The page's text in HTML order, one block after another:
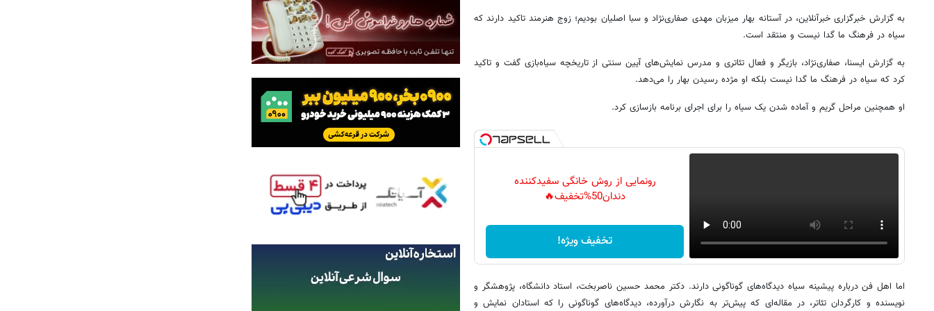
به گزارش خبرگزاری خبرآنلاین، در آستانه بهار میزبان مهدی صفاری‌نژاد و سبا اصلیان بودیم؛ زوج هنرمند تاکید دارند که
سیاه در فرهنگ ما گدا نیست و منتقد است.
به گزارش ایسنا، صفاری‌نژاد، بازیگر و فعال تئاتری و مدرس نمایش‌های آیین سنتی از تاریخچه سیاه‌بازی گفت و تاکید
کرد که سیاه در فرهنگ ما گدا نیست بلکه او مژده رسیدن بهار را می‌دهد.
او همچنین مراحل گریم و آماده شدن یک سیاه را برای اجرای برنامه بازسازی کرد.
رونمایی از روش خانگی سفیدکننده
دندان50%تخفیف🔥
تخفیف ویژه!
اما اهل فن درباره پیشینه سیاه دیدگاه‌های گوناگونی دارند. دکتر محمد حسین ناصربخت، استاد دانشگاه، پژوهشگر و
نویسنده و کارگردان تئاتر، در مقاله‌ای که پیش‌تر به نگارش درآورده، دیدگاه‌های گوناگونی را که استادان نمایش و